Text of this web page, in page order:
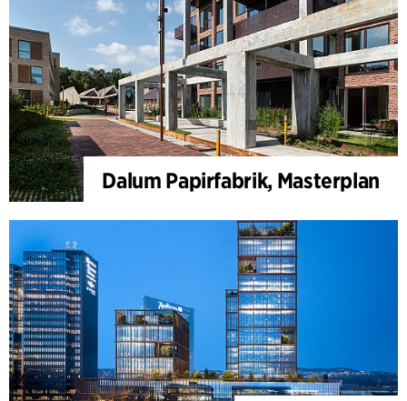
Dalum Papirfabrik, Masterplan